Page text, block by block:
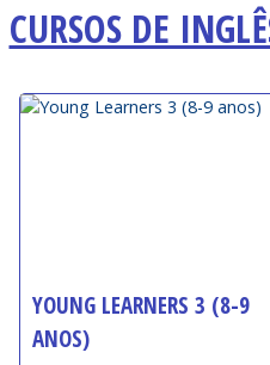
CURSOS DE
YOUNG LEARNERS 3 (8-9
ANOS)